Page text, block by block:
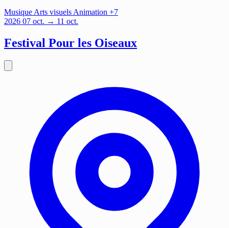
Musique Arts visuels Animation +7
2026 07 oct. → 11 oct.
Festival Pour les Oiseaux